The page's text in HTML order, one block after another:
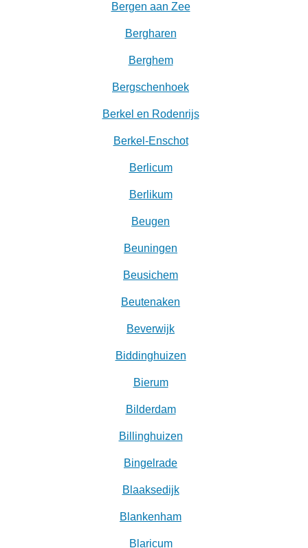
Bergen aan Zee
Bergharen
Berghem
Bergschenhoek
Berkel en Rodenrijs
Berkel-Enschot
Berlicum
Berlikum
Beugen
Beuningen
Beusichem
Beutenaken
Beverwijk
Biddinghuizen
Bierum
Bilderdam
Billinghuizen
Bingelrade
Blaaksedijk
Blankenham
Blaricum